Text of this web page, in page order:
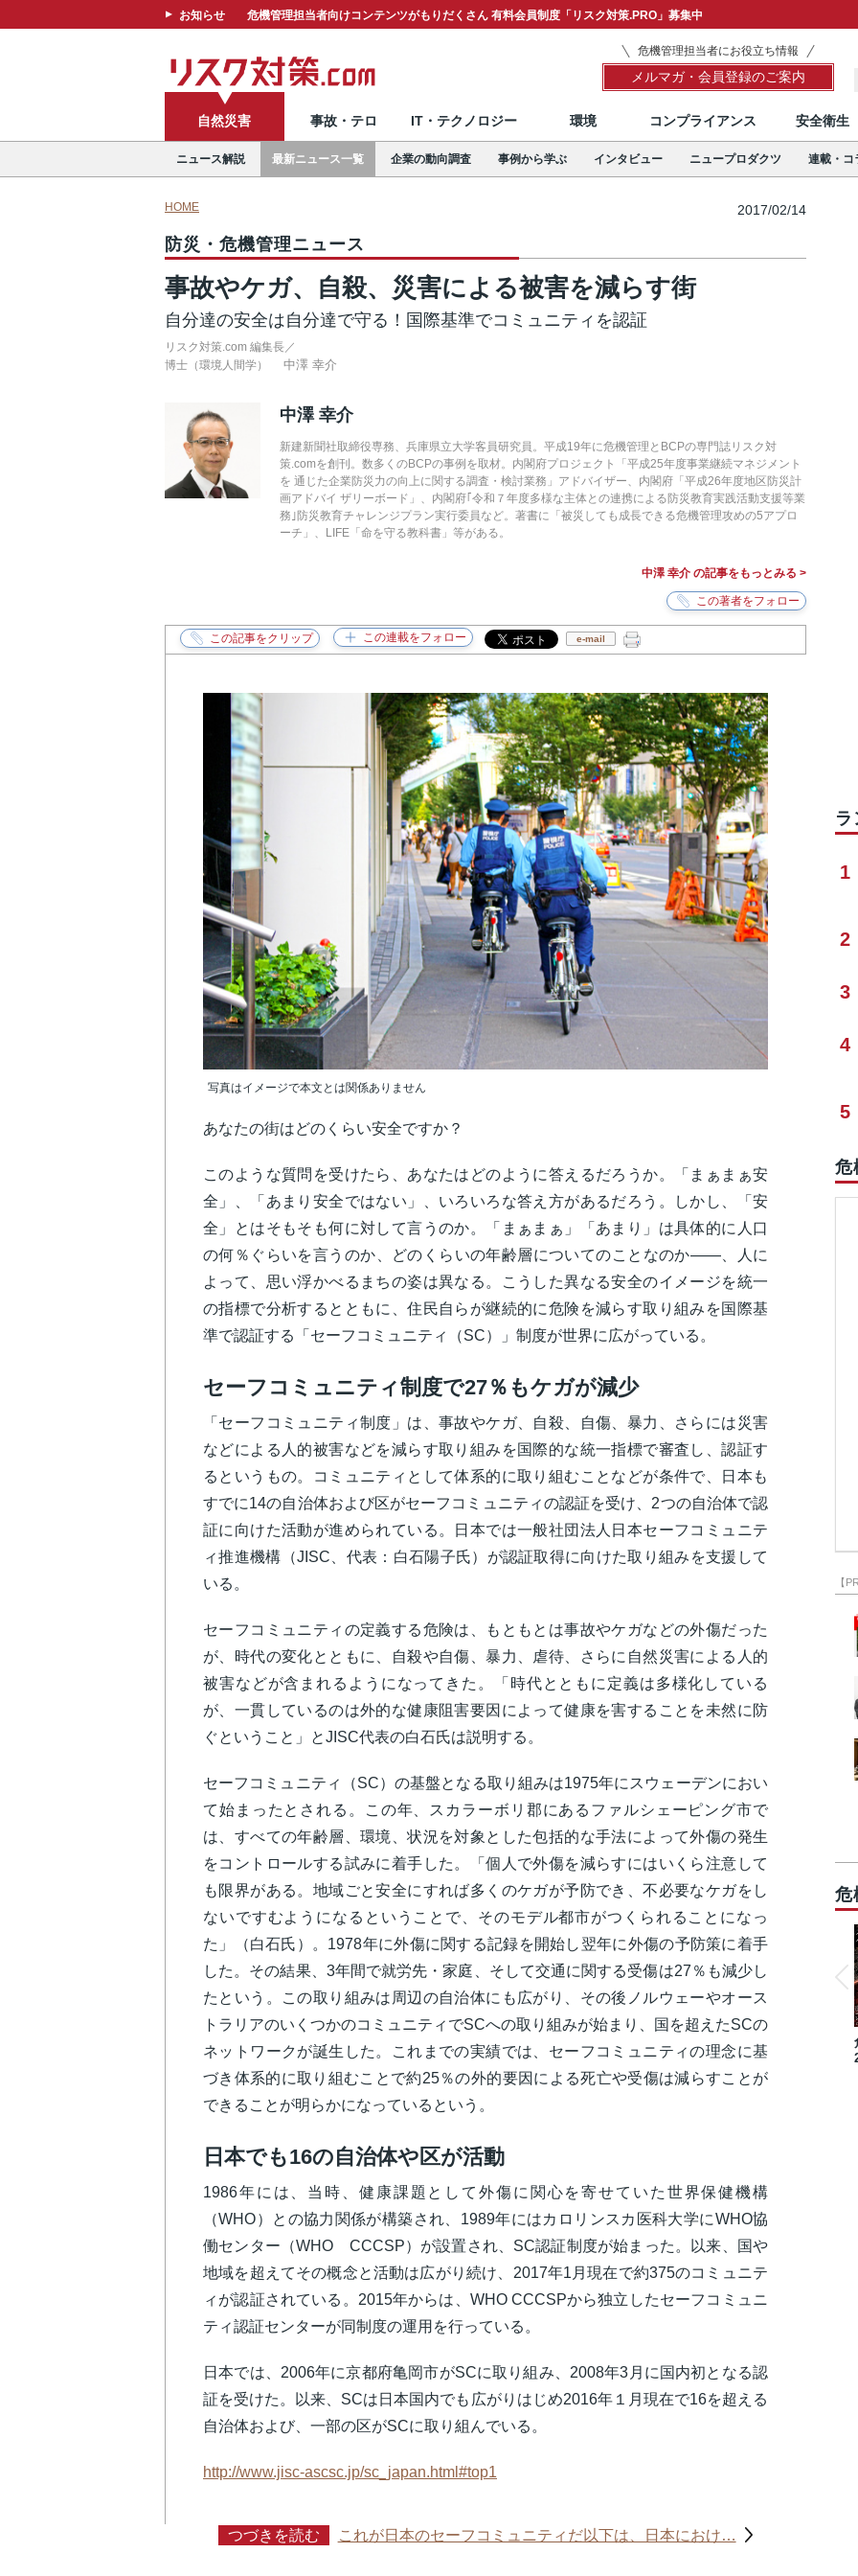
お知らせ 危機管理担当者向けコンテンツがもりだくさん 有料会員制度「リスク対策.PRO」募集中
危機管理担当者にお役立ち情報
メルマガ・会員登録のご案内
自然災害 事故・テロ IT・テクノロジー 環境 コンプライアンス 安全衛生
ニュース解説 最新ニュース一覧 企業の動向調査 事例から学ぶ インタビュー ニュープロダクツ 連載・コ
HOME 2017/02/14
防災・危機管理ニュース
事故やケガ、自殺、災害による被害を減らす街
自分達の安全は自分達で守る！国際基準でコミュニティを認証
リスク対策.com 編集長／
博士（環境人間学）
中澤 幸介
中澤 幸介
新建新聞社取締役専務、兵庫県立大学客員研究員。平成19年に危機管理とBCPの専門誌リスク対
策.comを創刊。数多くのBCPの事例を取材。内閣府プロジェクト「平成25年度事業継続マネジメント
を 通じた企業防災力の向上に関する調査・検討業務」アドバイザー、内閣府「平成26年度地区防災計
画アドバイ ザリーボード」、内閣府｢令和７年度多様な主体との連携による防災教育実践活動支援等業
務｣防災教育チャレンジプラン実行委員など。著書に「被災しても成長できる危機管理攻めの5アプロ
ーチ」、LIFE「命を守る教科書」等がある。
中澤 幸介 の記事をもっとみる >
e-mail
写真はイメージで本文とは関係ありません
あなたの街はどのくらい安全ですか？
このような質問を受けたら、あなたはどのように答えるだろうか。「まぁまぁ安
全」、「あまり安全ではない」、いろいろな答え方があるだろう。しかし、「安
全」とはそもそも何に対して言うのか。「まぁまぁ」「あまり」は具体的に人口
の何％ぐらいを言うのか、どのくらいの年齢層についてのことなのか――、人に
よって、思い浮かべるまちの姿は異なる。こうした異なる安全のイメージを統一
の指標で分析するとともに、住民自らが継続的に危険を減らす取り組みを国際基
準で認証する「セーフコミュニティ（SC）」制度が世界に広がっている。
セーフコミュニティ制度で27％もケガが減少
「セーフコミュニティ制度」は、事故やケガ、自殺、自傷、暴力、さらには災害
などによる人的被害などを減らす取り組みを国際的な統一指標で審査し、認証す
るというもの。コミュニティとして体系的に取り組むことなどが条件で、日本も
すでに14の自治体および区がセーフコミュニティの認証を受け、2つの自治体で認
証に向けた活動が進められている。日本では一般社団法人日本セーフコミュニテ
ィ推進機構（JISC、代表：白石陽子氏）が認証取得に向けた取り組みを支援して
いる。
セーフコミュニティの定義する危険は、もともとは事故やケガなどの外傷だった
が、時代の変化とともに、自殺や自傷、暴力、虐待、さらに自然災害による人的
被害などが含まれるようになってきた。「時代とともに定義は多様化している
が、一貫しているのは外的な健康阻害要因によって健康を害することを未然に防
ぐということ」とJISC代表の白石氏は説明する。
セーフコミュニティ（SC）の基盤となる取り組みは1975年にスウェーデンにおい
て始まったとされる。この年、スカラーボリ郡にあるファルシェーピング市で
は、すべての年齢層、環境、状況を対象とした包括的な手法によって外傷の発生
をコントロールする試みに着手した。「個人で外傷を減らすにはいくら注意して
も限界がある。地域ごと安全にすれば多くのケガが予防でき、不必要なケガをし
ないですむようになるということで、そのモデル都市がつくられることになっ
た」（白石氏）。1978年に外傷に関する記録を開始し翌年に外傷の予防策に着手
した。その結果、3年間で就労先・家庭、そして交通に関する受傷は27％も減少し
たという。この取り組みは周辺の自治体にも広がり、その後ノルウェーやオース
トラリアのいくつかのコミュニティでSCへの取り組みが始まり、国を超えたSCの
ネットワークが誕生した。これまでの実績では、セーフコミュニティの理念に基
づき体系的に取り組むことで約25％の外的要因による死亡や受傷は減らすことが
できることが明らかになっているという。
日本でも16の自治体や区が活動
1986年には、当時、健康課題として外傷に関心を寄せていた世界保健機構
（WHO）との協力関係が構築され、1989年にはカロリンスカ医科大学にWHO協
働センター（WHO CCCSP）が設置され、SC認証制度が始まった。以来、国や
地域を超えてその概念と活動は広がり続け、2017年1月現在で約375のコミュニテ
ィが認証されている。2015年からは、WHO CCCSPから独立したセーフコミュニ
ティ認証センターが同制度の運用を行っている。
日本では、2006年に京都府亀岡市がSCに取り組み、2008年3月に国内初となる認
証を受けた。以来、SCは日本国内でも広がりはじめ2016年１月現在で16を超える
自治体および、一部の区がSCに取り組んでいる。
http://www.jisc-ascsc.jp/sc_japan.html#top1
つづきを読む これが日本のセーフコミュニティだ以下は、日本におけ…
1
2
3
4
5
危
【
危